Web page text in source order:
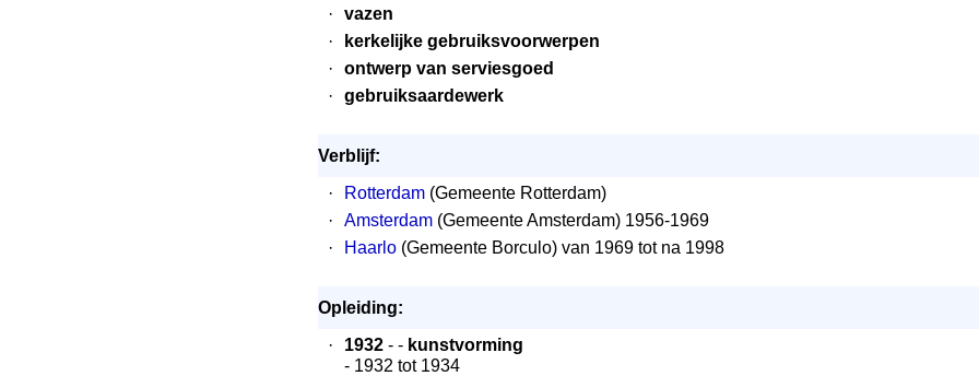
·
vazen
·
kerkelijke gebruiksvoorwerpen
·
ontwerp van serviesgoed
·
gebruiksaardewerk
Verblijf:
·
Rotterdam (Gemeente Rotterdam)
·
Amsterdam (Gemeente Amsterdam) 1956-1969
·
Haarlo (Gemeente Borculo) van 1969 tot na 1998
Opleiding:
·
1932 - - kunstvorming
- 1932 tot 1934